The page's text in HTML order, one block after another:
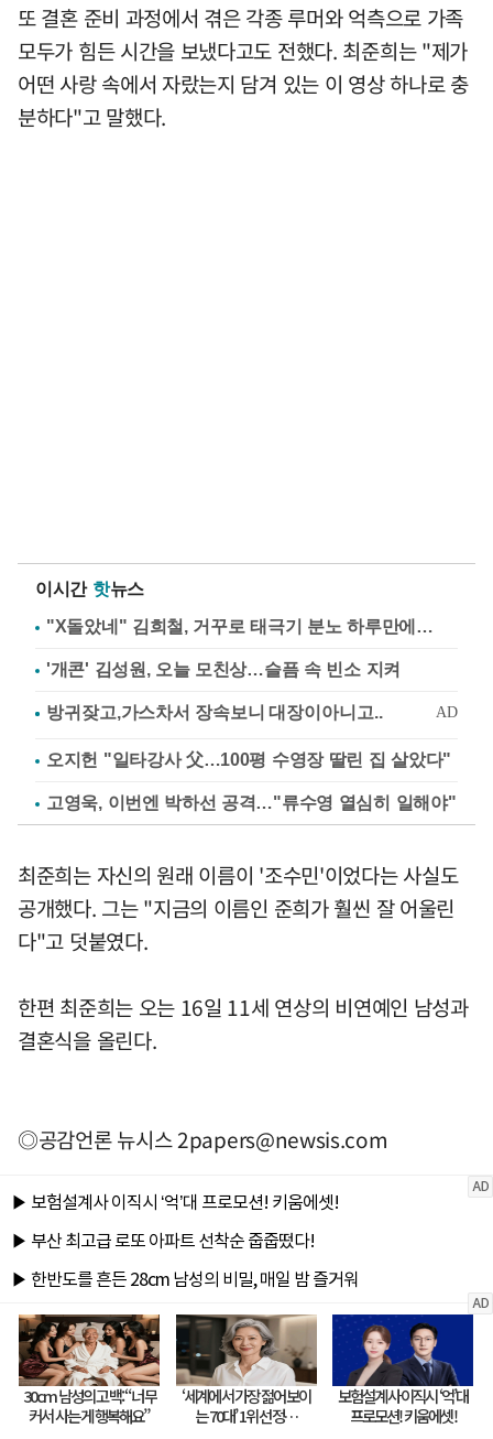
또 결혼 준비 과정에서 겪은 각종 루머와 억측으로 가족
모두가 힘든 시간을 보냈다고도 전했다. 최준희는 "제가
어떤 사랑 속에서 자랐는지 담겨 있는 이 영상 하나로 충
분하다"고 말했다.
이시간 핫뉴스
"X돌았네" 김희철, 거꾸로 태극기 분노 하루만에…
'개콘' 김성원, 오늘 모친상…슬픔 속 빈소 지켜
오지헌 "일타강사 父…100평 수영장 딸린 집 살았다"
고영욱, 이번엔 박하선 공격…"류수영 열심히 일해야"
최준희는 자신의 원래 이름이 '조수민'이었다는 사실도
공개했다. 그는 "지금의 이름인 준희가 훨씬 잘 어울린
다"고 덧붙였다.
한편 최준희는 오는 16일 11세 연상의 비연예인 남성과
결혼식을 올린다.
◎공감언론 뉴시스2papers@newsis.com